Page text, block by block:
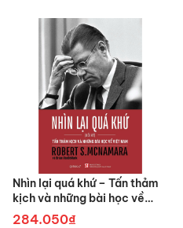
Nhìn lại quá khứ – Tấn thảm
kịch và những bài học về
Việt Nam
284.050₫